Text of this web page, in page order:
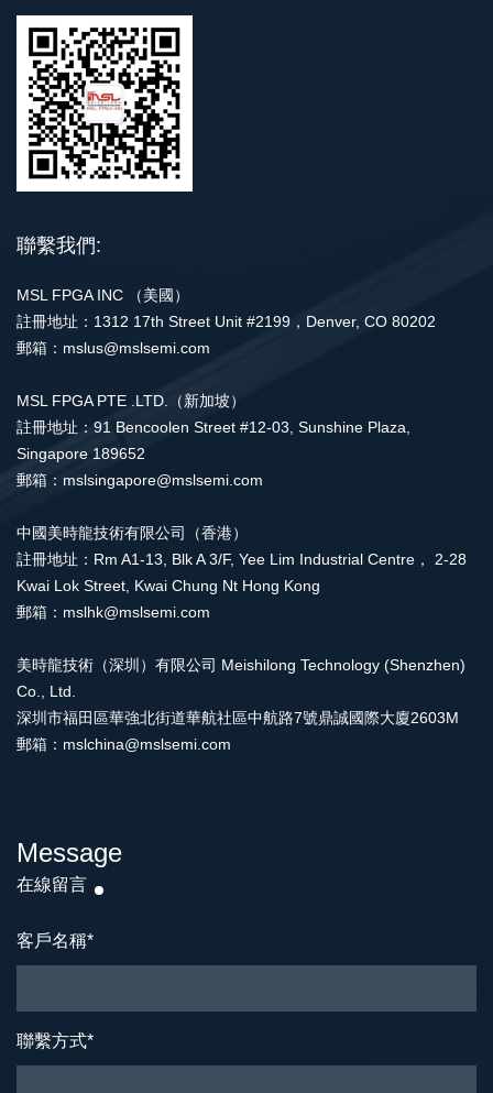
聯繫我們:
MSL FPGA INC （美國）
註冊地址：1312 17th Street Unit #2199，Denver, CO 80202
郵箱：mslus@mslsemi.com
MSL FPGA PTE .LTD.（新加坡）
註冊地址：91 Bencoolen Street #12-03, Sunshine Plaza,
Singapore 189652
郵箱：mslsingapore@mslsemi.com
中國美時龍技術有限公司（香港）
註冊地址：Rm A1-13, Blk A 3/F, Yee Lim Industrial Centre， 2-28
Kwai Lok Street, Kwai Chung Nt Hong Kong
郵箱：mslhk@mslsemi.com
美時龍技術（深圳）有限公司 Meishilong Technology (Shenzhen)
Co., Ltd.
深圳市福田區華強北街道華航社區中航路7號鼎誠國際大廈2603M
郵箱：mslchina@mslsemi.com
Message
在線留言
客戶名稱*
聯繫方式*